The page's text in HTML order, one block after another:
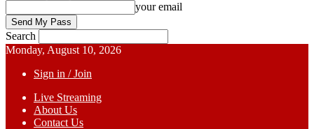
your email
Search
Monday, August 10, 2026
Sign in / Join
Live Streaming
About Us
Contact Us